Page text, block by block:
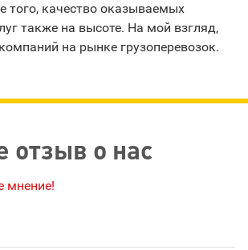
того, качество оказываемых
также на высоте. На мой взгляд,
на рынке грузоперевозок.
отзыв о нас
мнение!